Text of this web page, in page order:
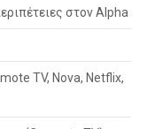
στον Alpha
TV, Nova, Netflix,